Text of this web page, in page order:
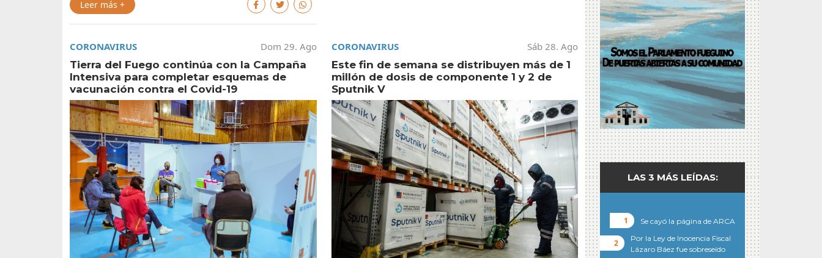
Leer más +
CORONAVIRUS
Dom 29. Ago
Tierra del Fuego continúa con la Campaña
Intensiva para completar esquemas de
vacunación contra el Covid-19
CORONAVIRUS
Sáb 28. Ago
Este fin de semana se distribuyen más de 1
millón de dosis de componente 1 y 2 de
Sputnik V
LAS 3 MÁS LEÍDAS:
Se cayó la página de ARCA
Por la Ley de Inocencia Fiscal
Lázaro Báez fue sobreseído